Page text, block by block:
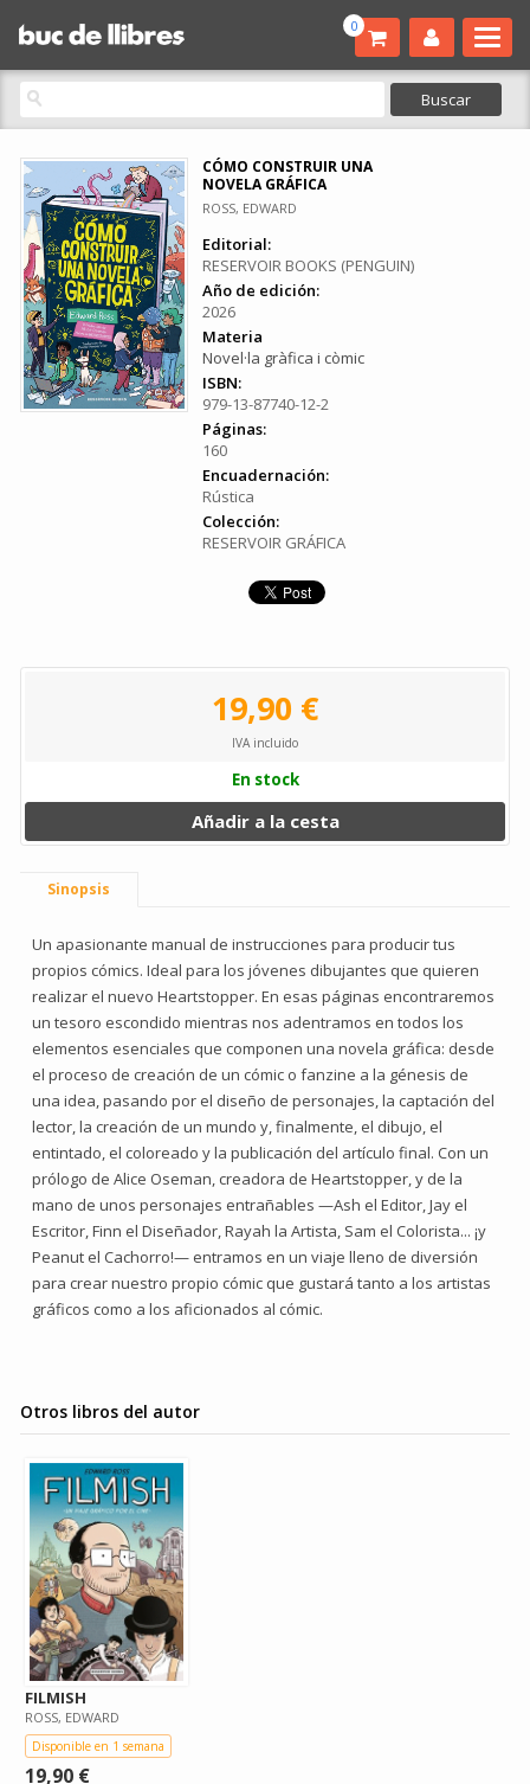
0
CÓMO CONSTRUIR UNA
NOVELA GRÁFICA
ROSS, EDWARD
Editorial:
RESERVOIR BOOKS (PENGUIN)
Año de edición:
2026
Materia
Novel·la gràfica i còmic
ISBN:
979-13-87740-12-2
Páginas:
160
Encuadernación:
Rústica
Colección:
RESERVOIR GRÁFICA
19,90 €
IVA incluido
En stock
Añadir a la cesta
Sinopsis
Un apasionante manual de instrucciones para producir tus
propios cómics. Ideal para los jóvenes dibujantes que quieren
realizar el nuevo Heartstopper. En esas páginas encontraremos
un tesoro escondido mientras nos adentramos en todos los
elementos esenciales que componen una novela gráfica: desde
el proceso de creación de un cómic o fanzine a la génesis de
una idea, pasando por el diseño de personajes, la captación del
lector, la creación de un mundo y, finalmente, el dibujo, el
entintado, el coloreado y la publicación del artículo final. Con un
prólogo de Alice Oseman, creadora de Heartstopper, y de la
mano de unos personajes entrañables —Ash el Editor, Jay el
Escritor, Finn el Diseñador, Rayah la Artista, Sam el Colorista... ¡y
Peanut el Cachorro!— entramos en un viaje lleno de diversión
para crear nuestro propio cómic que gustará tanto a los artistas
gráficos como a los aficionados al cómic.
Otros libros del autor
FILMISH
ROSS, EDWARD
Disponible en 1 semana
19,90 €